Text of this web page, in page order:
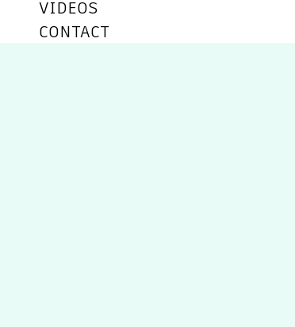
VIDEOS
CONTACT